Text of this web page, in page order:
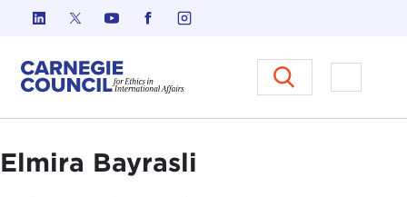
Skip to content
Carnegie Council sur
Ouvrir
Elmira Bayrasli